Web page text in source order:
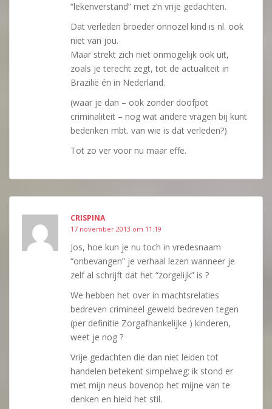
“lekenverstand” met z’n vrije gedachten.
Dat verleden broeder onnozel kind is nl. ook
niet van jou.
Maar strekt zich niet onmogelijk ook uit,
zoals je terecht zegt, tot de actualiteit in
Brazilië én in Nederland.
(waar je dan – ook zonder doofpot
criminaliteit – nog wat andere vragen bij kunt
bedenken mbt. van wie is dat verleden?)
Tot zo ver voor nu maar effe.
CRISPINA
17 november 2013 om 11:19
Jos, hoe kun je nu toch in vredesnaam
“onbevangen” je verhaal lezen wanneer je
zelf al schrijft dat het “zorgelijk” is ?
We hebben het over in machtsrelaties
bedreven crimineel geweld bedreven tegen
(per definitie Zorgafhankelijke ) kinderen,
weet je nog ?
Vrije gedachten die dan niet leiden tot
handelen betekent simpelweg: ik stond er
met mijn neus bovenop het mijne van te
denken en hield het stil.